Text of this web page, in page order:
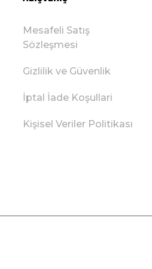
Mesafeli Satış
Sözleşmesi
Gizlilik ve Güvenlik
İptal İade Koşullari
Kişisel Veriler Politikası